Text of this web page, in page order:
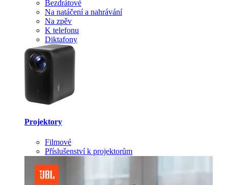
Bezdrátové
Na natáčení a nahrávání
Na zpěv
K telefonu
Diktafony
Projektory
Filmové
Příslušenství k projektorům